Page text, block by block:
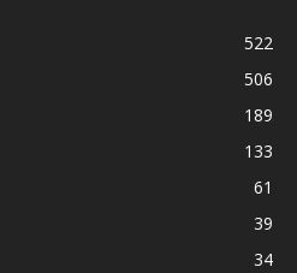
522
506
189
133
61
39
34